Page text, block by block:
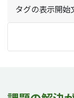
タグの表示開始